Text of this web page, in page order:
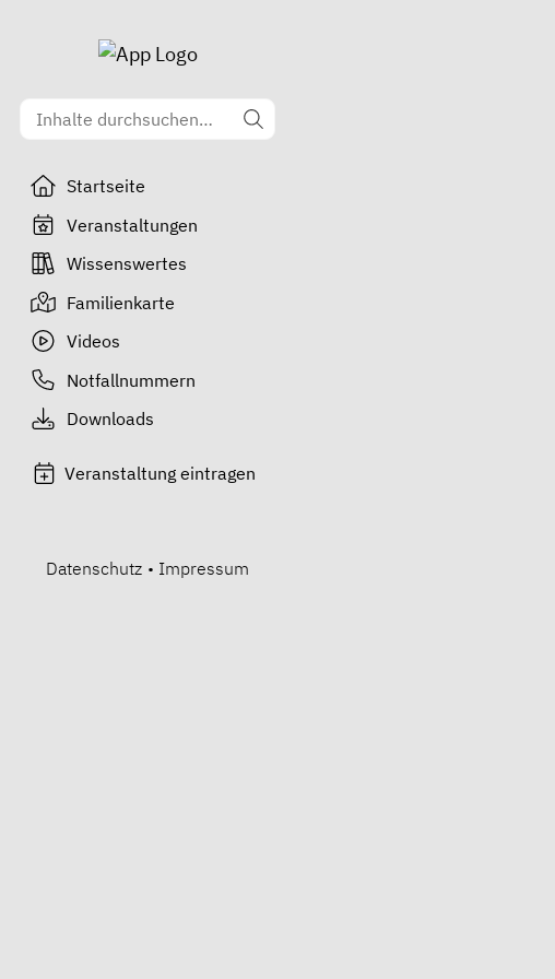
Startseite
Veranstaltungen
Wissenswertes
Familienkarte
Videos
Notfallnummern
Downloads
Veranstaltung eintragen
Datenschutz • Impressum